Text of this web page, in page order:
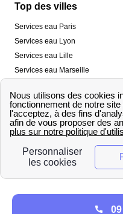
Top des villes
Services eau Paris
Services eau Lyon
Services eau Lille
Services eau Marseille
Services eau Toulon
Nos outils
🛁 Simulateur consommation eau